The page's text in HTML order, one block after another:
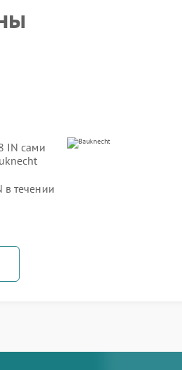
IN сами
течении